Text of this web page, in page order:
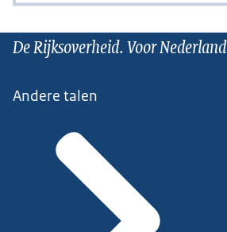
De Rijksoverheid. Voor Nederland
Andere talen